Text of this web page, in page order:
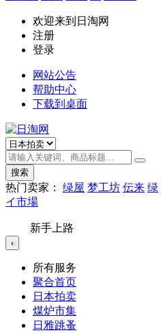
欢迎来到日淘网
注册
登录
网站公告
帮助中心
下载到桌面
搜索
热门卖家： 绿屋 梦工坊 伝来 绿
イ市場
新手上路
‹
所有服务
聚合首页
日本拍卖
煤炉市集
日雅跳蚤